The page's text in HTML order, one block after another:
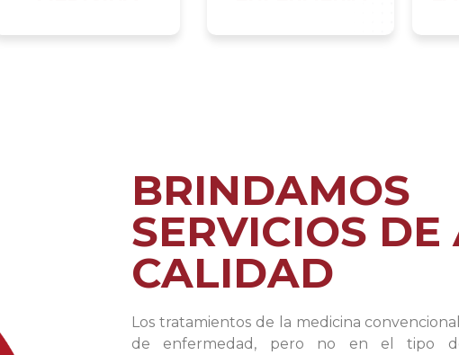
BRINDAMOS
SERVICIOS DE
CALIDAD
Los tratamientos de la medicina
de enfermedad, pero no en el tipo